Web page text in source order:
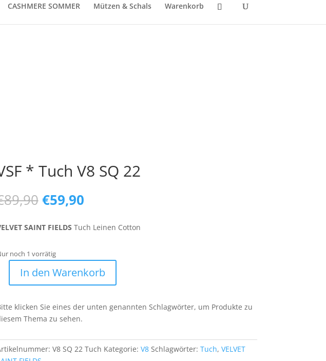
CASHMERE SOMMER Mützen & Schals Warenkorb
* Tuch V8 SQ 22
89,90 Ursprünglicher
Preis
war:
€89,90
€59,90Aktueller
ist:
€59,90.
SAINT FIELDS Tuch Leinen Cotton
noch 1 vorrätig
Tuch
V8
In den Warenkorb
klicken Sie eines der unten genannten Schlagwörter, um Produkte zu
Thema zu sehen.
V8 SQ 22 Tuch Kategorie: V8 Schlagwörter: Tuch, VELVET